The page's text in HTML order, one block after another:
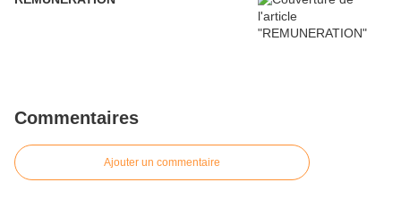
Commentaires
Ajouter un commentaire